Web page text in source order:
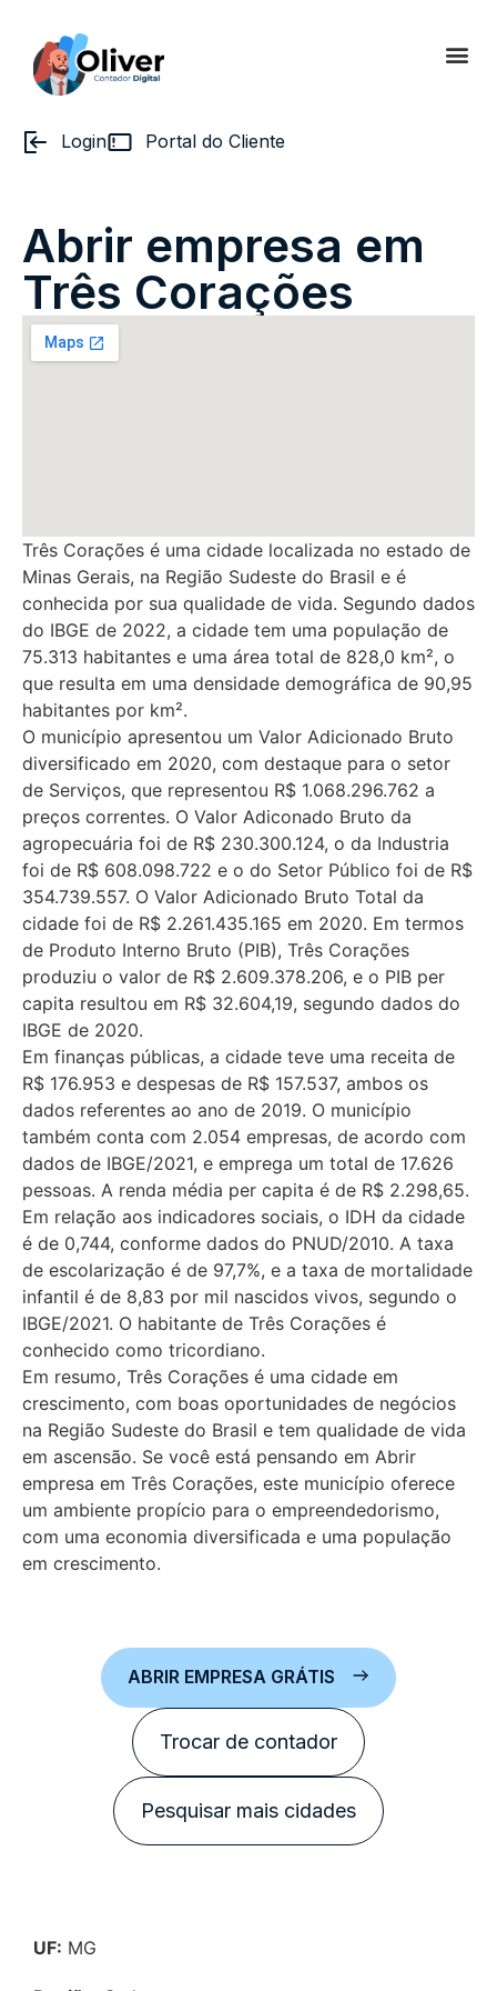
Login Portal do Cliente
Abrir empresa em
Três Corações
Três Corações é uma cidade localizada no estado de
Minas Gerais, na Região Sudeste do Brasil e é
conhecida por sua qualidade de vida. Segundo dados
do IBGE de 2022, a cidade tem uma população de
75.313 habitantes e uma área total de 828,0 km², o
que resulta em uma densidade demográfica de 90,95
habitantes por km².
O município apresentou um Valor Adicionado Bruto
diversificado em 2020, com destaque para o setor
de Serviços, que representou R$ 1.068.296.762 a
preços correntes. O Valor Adiconado Bruto da
agropecuária foi de R$ 230.300.124, o da Industria
foi de R$ 608.098.722 e o do Setor Público foi de R$
354.739.557. O Valor Adicionado Bruto Total da
cidade foi de R$ 2.261.435.165 em 2020. Em termos
de Produto Interno Bruto (PIB), Três Corações
produziu o valor de R$ 2.609.378.206, e o PIB per
capita resultou em R$ 32.604,19, segundo dados do
IBGE de 2020.
Em finanças públicas, a cidade teve uma receita de
R$ 176.953 e despesas de R$ 157.537, ambos os
dados referentes ao ano de 2019. O município
também conta com 2.054 empresas, de acordo com
dados de IBGE/2021, e emprega um total de 17.626
pessoas. A renda média per capita é de R$ 2.298,65.
Em relação aos indicadores sociais, o IDH da cidade
é de 0,744, conforme dados do PNUD/2010. A taxa
de escolarização é de 97,7%, e a taxa de mortalidade
infantil é de 8,83 por mil nascidos vivos, segundo o
IBGE/2021. O habitante de Três Corações é
conhecido como tricordiano.
Em resumo, Três Corações é uma cidade em
crescimento, com boas oportunidades de negócios
na Região Sudeste do Brasil e tem qualidade de vida
em ascensão. Se você está pensando em Abrir
empresa em Três Corações, este município oferece
um ambiente propício para o empreendedorismo,
com uma economia diversificada e uma população
em crescimento.
ABRIR EMPRESA GRÁTIS
Trocar de contador
Pesquisar mais cidades
UF: MG